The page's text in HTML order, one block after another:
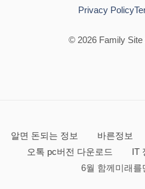
© 2026 Family Site
Privacy Policy
알면 돈되는 정보 바른정보
오톡 pc버전 다운로드
IT
6월 함께미래를